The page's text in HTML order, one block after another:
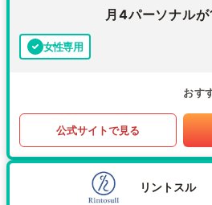
月4パーソナル
女性専用
おす
公式サイトで見る
リントスル